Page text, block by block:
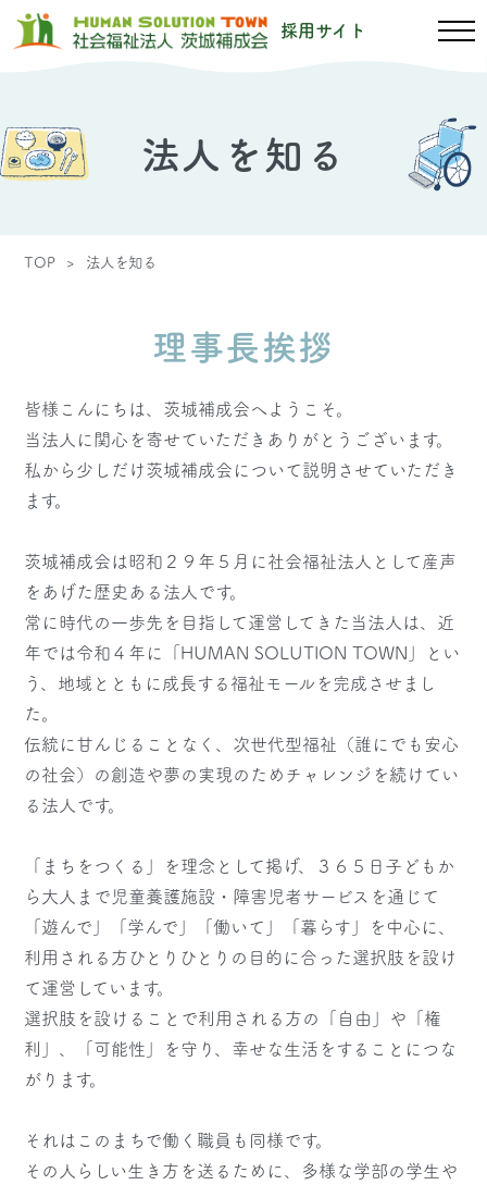
採用サイト
法人を知る
TOP 法人を知る
理事長挨拶
皆様こんにちは、茨城補成会へようこそ。
当法人に関心を寄せていただきありがとうございます。
私から少しだけ茨城補成会について説明させていただき
ます。
茨城補成会は昭和２９年５月に社会福祉法人として産声
をあげた歴史ある法人です。
常に時代の一歩先を目指して運営してきた当法人は、近
年では令和４年に「HUMAN SOLUTION TOWN」とい
う、 地域とともに成長する福祉モールを完成させまし
た。
伝統に甘んじることなく、次世代型福祉（誰にでも安心
の社会）の創造や夢の実現のためチャレンジを続けてい
る法人です。
「まちをつくる」を理念として掲げ、３６５日子どもか
ら大人まで児童養護施設・障害児者サービスを通じて
「遊んで」「学んで」「働いて」「暮らす」を中心に、
利用される方ひとりひとりの目的に合った選択肢を設け
て運営しています。
選択肢を設けることで利用される方の「自由」や「権
利」、「可能性」を守り、幸せな生活をすることにつな
がります。
それはこのまちで働く職員も同様です。
その人らしい生き方を送るために、多様な学部の学生や